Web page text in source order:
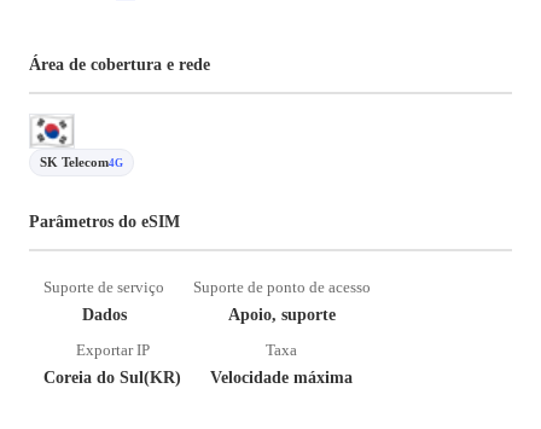
Área de cobertura e rede
SK Telecom4G
Parâmetros do eSIM
Suporte de serviço
Dados
Suporte de ponto de acesso
Apoio, suporte
Exportar IP
Coreia do Sul(KR)
Taxa
Velocidade máxima